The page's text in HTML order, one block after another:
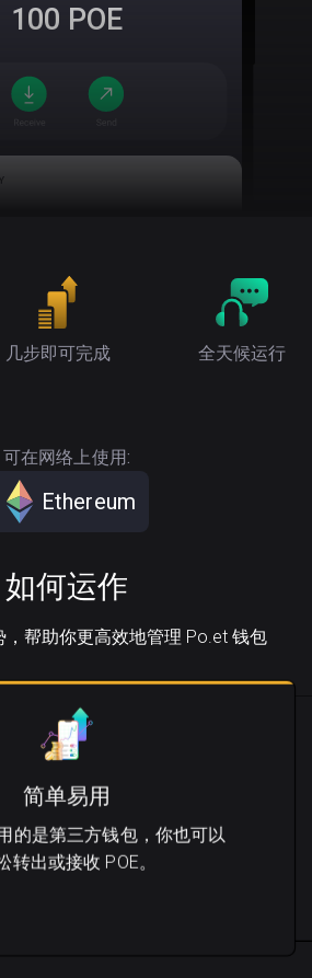
100 POE
几步即可完成 全天候运行
可在网络上使用:
Ethereum
如何运作
帮助你更高效地管理 Po.et 钱包
简单易用
的是第三方钱包，你也可以
转出或接收 POE。